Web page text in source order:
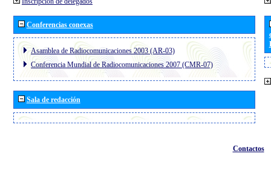
Conferencias conexas
Asamblea de Radiocomunicaciones 2003 (AR-03)
Conferencia Mundial de Radiocomunicaciones 2007 (CMR-07)
Sala de redacción
Contactos